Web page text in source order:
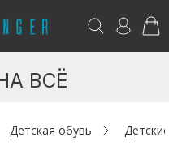
ВСЁ
Детская обувь